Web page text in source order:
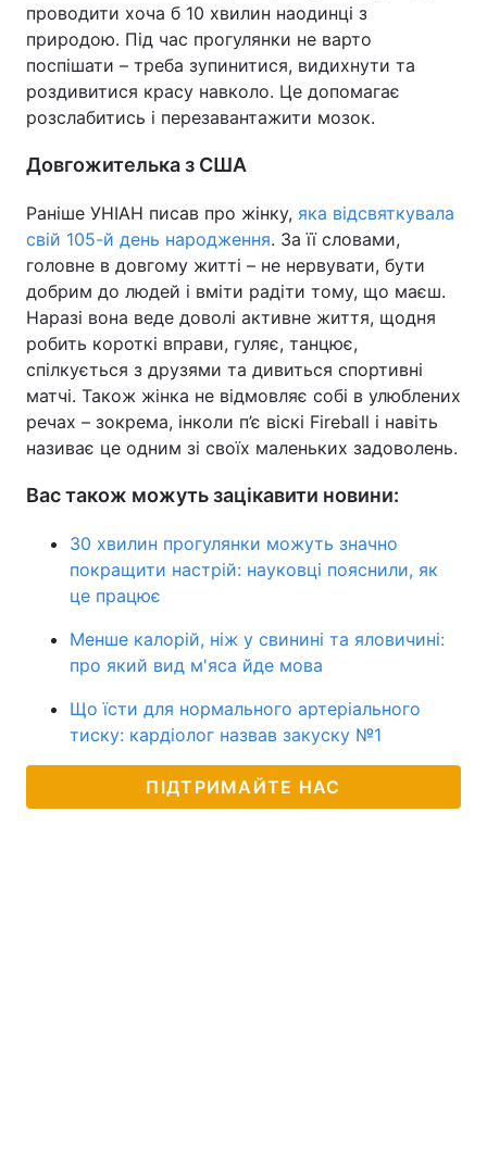
проводити хоча б 10 хвилин наодинці з
природою. Під час прогулянки не варто
поспішати – треба зупинитися, видихнути та
роздивитися красу навколо. Це допомагає
розслабитись і перезавантажити мозок.
Довгожителька з США
Раніше УНІАН писав про жінку, яка відсвяткувала
свій 105-й день народження. За її словами,
головне в довгому житті – не нервувати, бути
добрим до людей і вміти радіти тому, що маєш.
Наразі вона веде доволі активне життя, щодня
робить короткі вправи, гуляє, танцює,
спілкується з друзями та дивиться спортивні
матчі. Також жінка не відмовляє собі в улюблених
речах – зокрема, інколи п’є віскі Fireball і навіть
називає це одним зі своїх маленьких задоволень.
Вас також можуть зацікавити новини:
30 хвилин прогулянки можуть значно
покращити настрій: науковці пояснили, як
це працює
Менше калорій, ніж у свинині та яловичині:
про який вид м'яса йде мова
Що їсти для нормального артеріального
тиску: кардіолог назвав закуску №1
ПІДТРИМАЙТЕ НАС